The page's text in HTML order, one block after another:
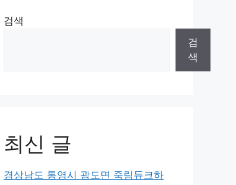
검색
검
색
최신 글
경상남도 통영시 광도면 죽림듀크하